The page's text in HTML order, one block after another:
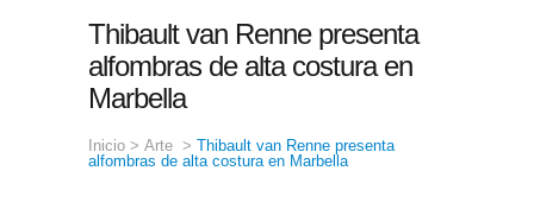
Thibault van Renne presenta
alfombras de alta costura en
Marbella
Inicio > Arte > Thibault van Renne presenta
alfombras de alta costura en Marbella